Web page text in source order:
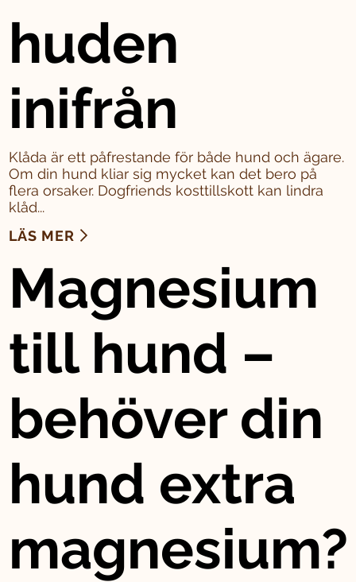
huden
inifrån
Klåda är ett påfrestande för både hund och ägare.
Om din hund kliar sig mycket kan det bero på
flera orsaker. Dogfriends kosttillskott kan lindra
klåd...
LÄS MER
Magnesium
till hund –
behöver din
hund extra
magnesium?